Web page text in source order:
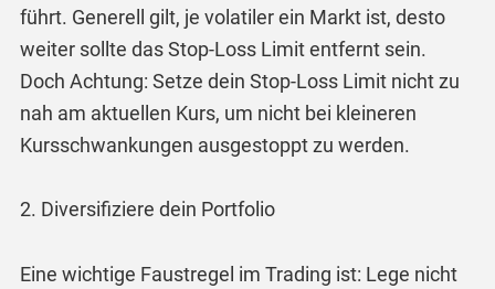
führt. Generell gilt, je volatiler ein Markt ist, desto
weiter sollte das Stop-Loss Limit entfernt sein.
Doch Achtung: Setze dein Stop-Loss Limit nicht zu
nah am aktuellen Kurs, um nicht bei kleineren
Kursschwankungen ausgestoppt zu werden.
2. Diversifiziere dein Portfolio
Eine wichtige Faustregel im Trading ist: Lege nicht